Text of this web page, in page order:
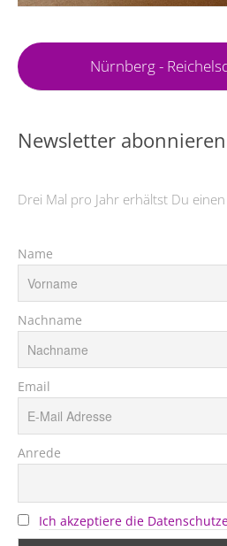
Nürnberg -
Newsletter abonnieren
Drei Mal pro Jahr erhältst Du
Name
Nachname
Email
Anrede
Ich akzeptiere die